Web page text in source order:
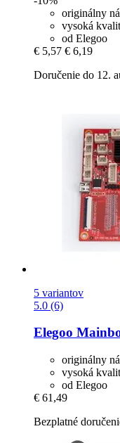
originálny
vysoká
od Elegoo
€ 5,57 € 6,19
Doručenie do 12.
5 variantov
5.0 (6)
Elegoo
originálny
vysoká
od Elegoo
€ 61,49
Bezplatné